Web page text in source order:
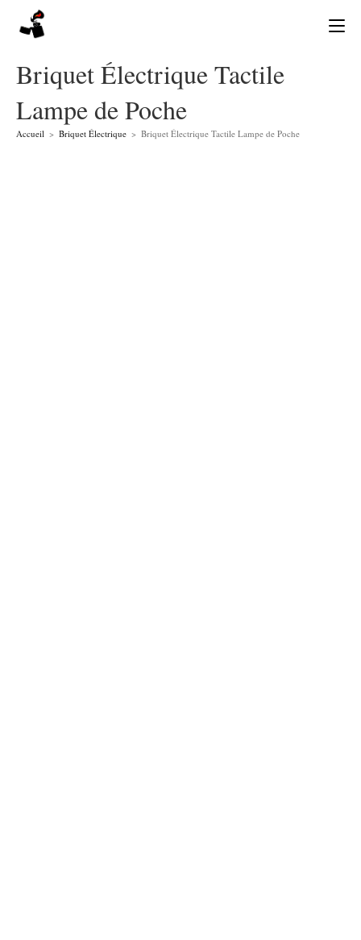
Briquet Électrique Tactile
Lampe de Poche
Accueil > Briquet Électrique > Briquet Électrique Tactile Lampe de Poche